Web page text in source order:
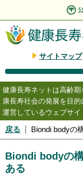
サイトマップ
健康長寿ネットは高齢
康長寿社会の発展を目
運営しているウェブサイ
戻る Biondi bodyの
Biondi bodyの
ある